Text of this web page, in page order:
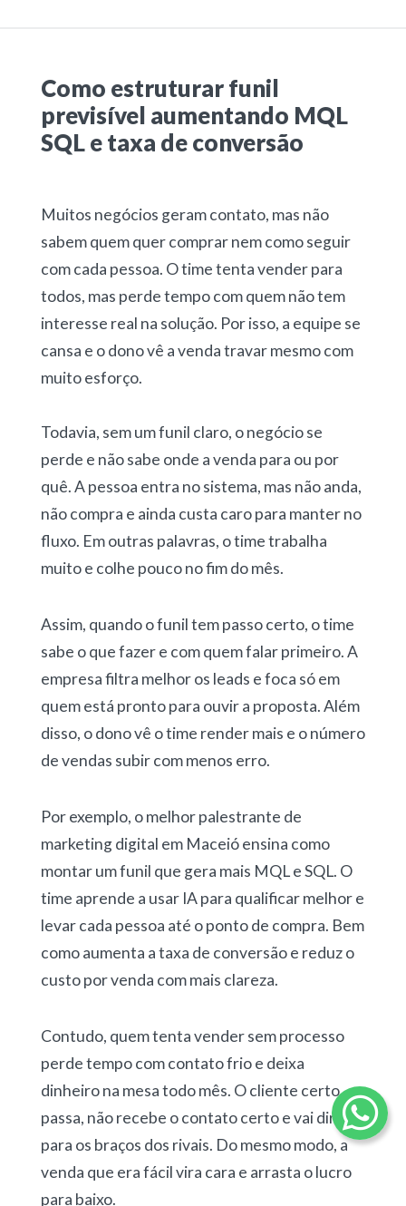
Como estruturar funil
previsível aumentando MQL
SQL e taxa de conversão
Muitos negócios geram contato, mas não
sabem quem quer comprar nem como seguir
com cada pessoa. O time tenta vender para
todos, mas perde tempo com quem não tem
interesse real na solução. Por isso, a equipe se
cansa e o dono vê a venda travar mesmo com
muito esforço.
Todavia, sem um funil claro, o negócio se
perde e não sabe onde a venda para ou por
quê. A pessoa entra no sistema, mas não anda,
não compra e ainda custa caro para manter no
fluxo. Em outras palavras, o time trabalha
muito e colhe pouco no fim do mês.
Assim, quando o funil tem passo certo, o time
sabe o que fazer e com quem falar primeiro. A
empresa filtra melhor os leads e foca só em
quem está pronto para ouvir a proposta. Além
disso, o dono vê o time render mais e o número
de vendas subir com menos erro.
Por exemplo, o melhor palestrante de
marketing digital em Maceió ensina como
montar um funil que gera mais MQL e SQL. O
time aprende a usar IA para qualificar melhor e
levar cada pessoa até o ponto de compra. Bem
como aumenta a taxa de conversão e reduz o
custo por venda com mais clareza.
Contudo, quem tenta vender sem processo
perde tempo com contato frio e deixa
dinheiro na mesa todo mês. O cliente certo
passa, não recebe o contato certo e vai direto
para os braços dos rivais. Do mesmo modo, a
venda que era fácil vira cara e arrasta o lucro
para baixo.